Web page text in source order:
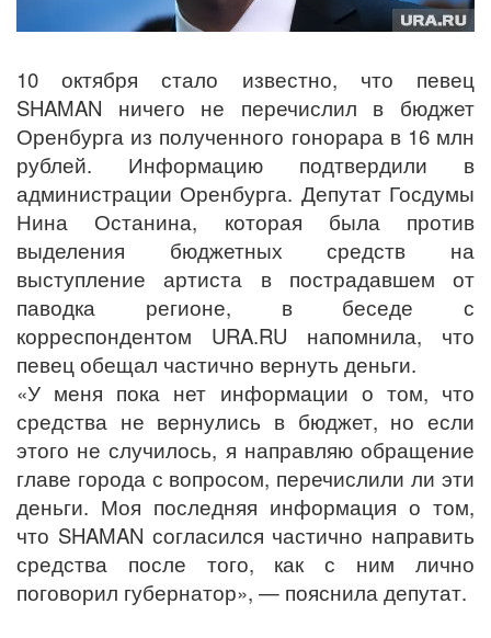
10 октября стало известно, что певец
SHAMAN ничего не перечислил в бюджет
Оренбурга из полученного гонорара в 16 млн
рублей. Информацию подтвердили в
администрации Оренбурга. Депутат Госдумы
Нина Останина, которая была против
выделения бюджетных средств на
выступление артиста в пострадавшем от
паводка регионе, в беседе с
корреспондентом URA.RU напомнила, что
певец обещал частично вернуть деньги.
«У меня пока нет информации о том, что
средства не вернулись в бюджет, но если
этого не случилось, я направляю обращение
главе города с вопросом, перечислили ли эти
деньги. Моя последняя информация о том,
что SHAMAN согласился частично направить
средства после того, как с ним лично
поговорил губернатор», — пояснила депутат.